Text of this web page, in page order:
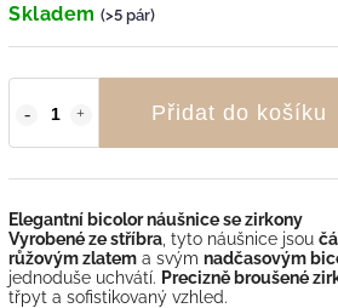
Skladem (>5 pár)
Přidat do košíku
Elegantní bicolor náušnice se zirkony
Vyrobené ze stříbra , tyto náušnice jsou
růžovým zlatem a svým nadčasovým
jednoduše uchvátí. Precizně broušené
třpyt a sofistikovaný vzhled.